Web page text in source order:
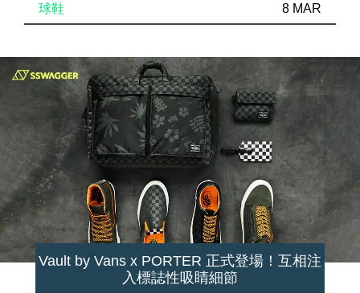
球鞋 8 MAR
Vault by Vans x PORTER 正式登場！互相注
入標誌性吸睛細節